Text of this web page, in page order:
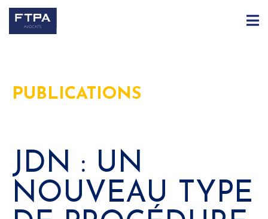
PUBLICATIONS
JDN : UN
NOUVEAU TYPE